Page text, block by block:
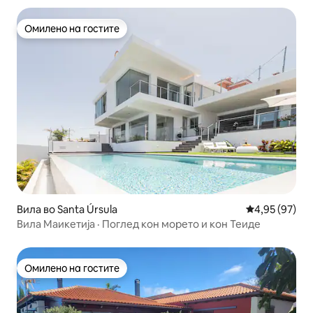
Омилено на гостите
Омилено на гостите
Вила во Santa Úrsula Просечна
4,95 (97)
Вила Маикетија · Поглед кон морето и кон Теиде
Омилено на гостите
Омилено на гостите